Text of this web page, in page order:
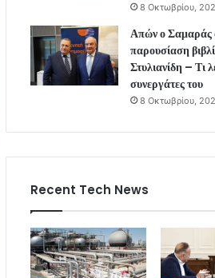
8 Οκτωβρίου,
Απών ο Σαμαράς
παρουσίαση
Στυλιανίδη – Τι
συνεργάτες του
8 Οκτωβρίου,
Recent Tech News